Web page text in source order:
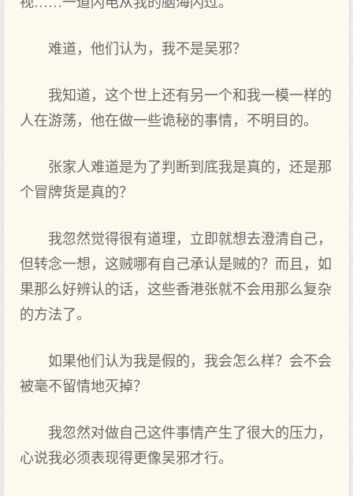
难道，他们认为，我不是吴邪？
我知道，这个世上还有另一个和我一模一样的
人在游荡，他在做一些诡秘的事情，不明目的。
张家人难道是为了判断到底我是真的，还是那
个冒牌货是真的？
我忽然觉得很有道理，立即就想去澄清自己，
但转念一想，这贼哪有自己承认是贼的？而且，如
果那么好辨认的话，这些香港张就不会用那么复杂
的方法了。
如果他们认为我是假的，我会怎么样？会不会
被毫不留情地灭掉？
我忽然对做自己这件事情产生了很大的压力，
心说我必须表现得更像吴邪才行。